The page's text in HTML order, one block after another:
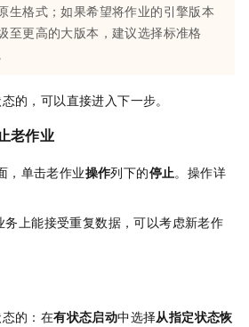
生格式；如果希望将作业的引擎版本
至更高的大版本，建议选择标准格
的，可以直接进入下一步。
老作业
，单击老作业操作列下的停止。操作详
上能接受重复数据，可以考虑新老作
的：在有状态启动中选择从指定状态恢